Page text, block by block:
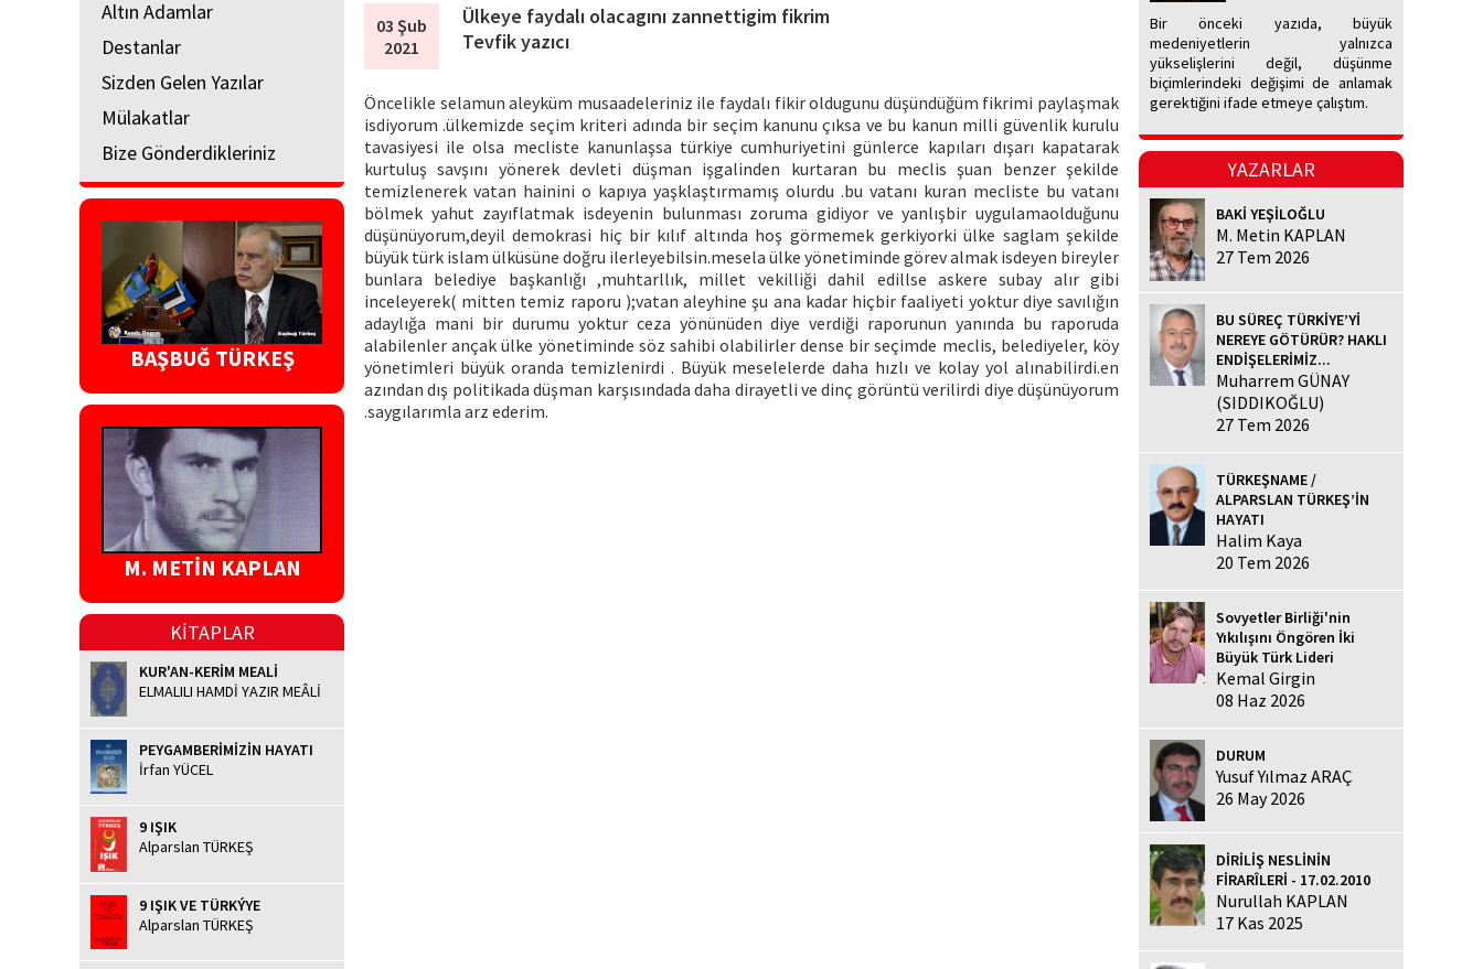
Altın Adamlar
Destanlar
Sizden Gelen Yazılar
Mülakatlar
Bize Gönderdikleriniz
BAŞBUĞ TÜRKEŞ
M. METİN KAPLAN
KİTAPLAR
KUR'AN-KERİM MEALİ
ELMALILI HAMDİ YAZIR MEÂLİ
PEYGAMBERİMİZİN HAYATI
İrfan YÜCEL
9 IŞIK
Alparslan TÜRKEŞ
9 IŞIK VE TÜRKÝYE
Alparslan TÜRKEŞ
03 Şub
2021
Ülkeye faydalı olacagını zannettigim fikrim
Tevfik yazıcı
Öncelikle selamun aleyküm musaadeleriniz ile faydalı fikir oldugunu düşündüğüm fikrimi paylaşmak
isdiyorum .ülkemizde seçim kriteri adında bir seçim kanunu çıksa ve bu kanun milli güvenlik kurulu
tavasiyesi ile olsa mecliste kanunlaşsa türkiye cumhuriyetini günlerce kapıları dışarı kapatarak
kurtuluş savşını yönerek devleti düşman işgalinden kurtaran bu meclis şuan benzer şekilde
temizlenerek vatan hainini o kapıya yaşklaştırmamış olurdu .bu vatanı kuran mecliste bu vatanı
bölmek yahut zayıflatmak isdeyenin bulunması zoruma gidiyor ve yanlışbir uygulamaolduğunu
düşünüyorum,deyil demokrasi hiç bir kılıf altında hoş görmemek gerkiyorki ülke saglam şekilde
büyük türk islam ülküsüne doğru ilerleyebilsin.mesela ülke yönetiminde görev almak isdeyen bireyler
bunlara belediye başkanlığı ,muhtarllık, millet vekilliği dahil edillse askere subay alır gibi
inceleyerek( mitten temiz raporu );vatan aleyhine şu ana kadar hiçbir faaliyeti yoktur diye savılığın
adaylığa mani bir durumu yoktur ceza yönünüden diye verdiği raporunun yanında bu raporuda
alabilenler ançak ülke yönetiminde söz sahibi olabilirler dense bir seçimde meclis, belediyeler, köy
yönetimleri büyük oranda temizlenirdi . Büyük meselelerde daha hızlı ve kolay yol alınabilirdi.en
azından dış politikada düşman karşısındada daha dirayetli ve dinç görüntü verilirdi diye düşünüyorum
.saygılarımla arz ederim.
Bir önceki yazıda, büyük
medeniyetlerin yalnızca
yükselişlerini değil, düşünme
biçimlerindeki değişimi de anlamak
gerektiğini ifade etmeye çalıştım.
YAZARLAR
BAKİ YEŞİLOĞLU
M. Metin KAPLAN
27 Tem 2026
BU SÜREÇ TÜRKİYE’Yİ
NEREYE GÖTÜRÜR? HAKLI
ENDİŞELERİMİZ...
Muharrem GÜNAY
(SIDDIKOĞLU)
27 Tem 2026
TÜRKEŞNAME /
ALPARSLAN TÜRKEŞ’İN
HAYATI
Halim Kaya
20 Tem 2026
Sovyetler Birliği'nin
Yıkılışını Öngören İki
Büyük Türk Lideri
Kemal Girgin
08 Haz 2026
DURUM
Yusuf Yılmaz ARAÇ
26 May 2026
DİRİLİŞ NESLİNİN
FİRARÎLERİ - 17.02.2010
Nurullah KAPLAN
17 Kas 2025